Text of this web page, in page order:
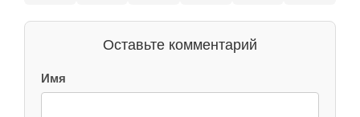
Оставьте комментарий
Имя